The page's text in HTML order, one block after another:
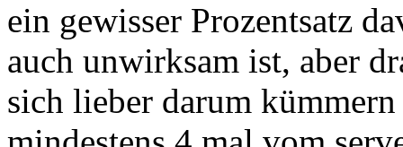
ein gewisser Prozentsatz
auch unwirksam ist, aber
sich lieber darum